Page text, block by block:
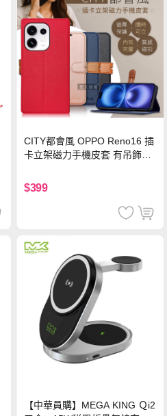
CITY都會風 OPPO Reno16 插
卡立架磁力手機皮套 有吊飾孔
$399
【中華員購】MEGA KING Ｑi2